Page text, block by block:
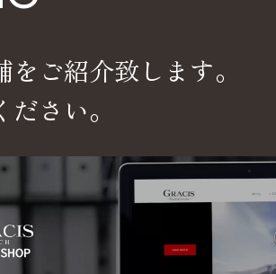
ご紹介致します。
さい。